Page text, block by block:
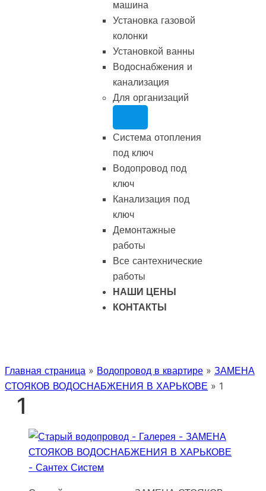
машина
Установка газовой
колонки
Установкой ванны
Водоснабжения и
канализация
Для организаций
Система отопления
под ключ
Водопровод под
ключ
Канализация под
ключ
Демонтажные
работы
Все сантехнические
работы
НАШИ ЦЕНЫ
КОНТАКТЫ
Главная страница » Водопровод в квартире » ЗАМЕНА
СТОЯКОВ ВОДОСНАБЖЕНИЯ В ХАРЬКОВЕ » 1
1